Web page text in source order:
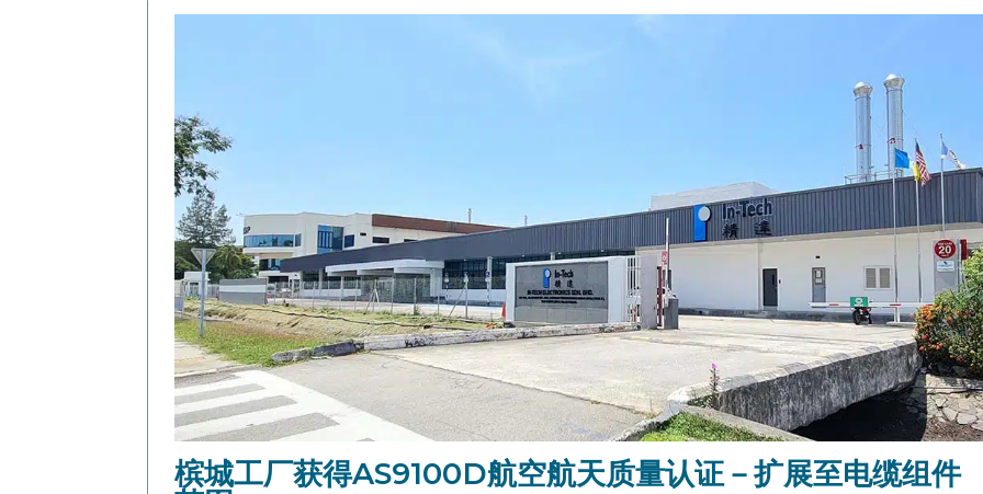
槟城工厂获得AS9100D航空航天质量认证－扩展至电缆组件